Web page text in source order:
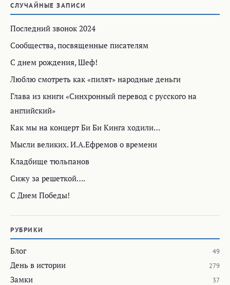
СЛУЧАЙНЫЕ ЗАПИСИ
Последний звонок 2024
Сообщества, посвященные писателям
С днем рождения, Шеф!
Люблю смотреть как «пилят» народные деньги
Глава из книги «Синхронный перевод с русского на
английский»
Как мы на концерт Би Би Кинга ходили…
Мысли великих. И.А.Ефремов о времени
Кладбище тюльпанов
Сижу за решеткой….
С Днем Победы!
РУБРИКИ
Блог 49
День в истории 279
Замки 37